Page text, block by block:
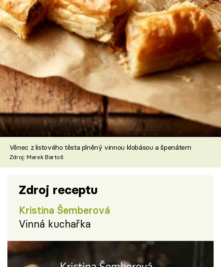
Věnec z listového těsta plněný vinnou klobásou a špenátem
Zdroj: Marek Bartoš
Zdroj receptu
Kristina Šemberová
Vinná kuchařka